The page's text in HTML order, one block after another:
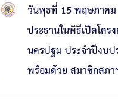
วันพุธที่ 15 พฤษภาคม
ประธานในพิธีเปิดโค
นครปฐม ประจำปีงบ
พร้อมด้วย สมาชิกสภา